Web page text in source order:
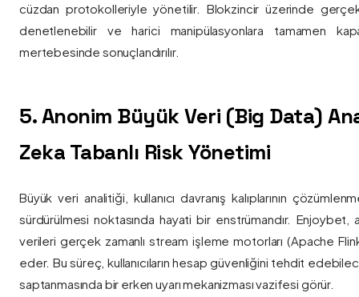
cüzdan protokolleriyle yönetilir. Blokzincir üzerinde
denetlenebilir ve harici manipülasyonlara tamamen
mertebesinde sonuçlandırılır.
5. Anonim Büyük Veri (Big Data)
Zeka Tabanlı Risk Yönetimi
Büyük veri analitiği, kullanıcı davranış kalıplarının
sürdürülmesi noktasında hayati bir enstrümandır. Enjoybet,
verileri gerçek zamanlı stream işleme motorları (Apache Flink
eder. Bu süreç, kullanıcıların hesap güvenliğini tehdit
saptanmasında bir erken uyarı mekanizması vazifesi görür.